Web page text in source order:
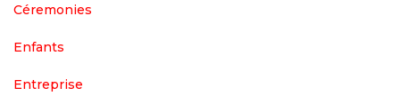
Céremonies
Enfants
Entreprise